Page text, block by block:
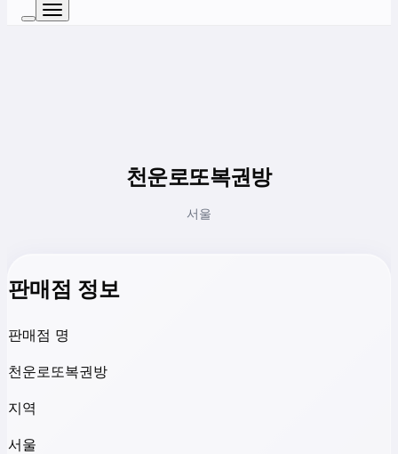
천운로또복권방
서울
판매점 정보
판매점 명
천운로또복권방
지역
서울